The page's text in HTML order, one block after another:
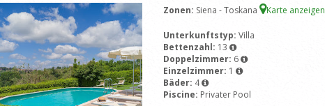
Zonen: Siena - Toskana Karte anzeigen
Unterkunftstyp: Villa
Bettenzahl: 13
Doppelzimmer: 6
Einzelzimmer: 1
Bäder: 4
Piscine: Privater Pool